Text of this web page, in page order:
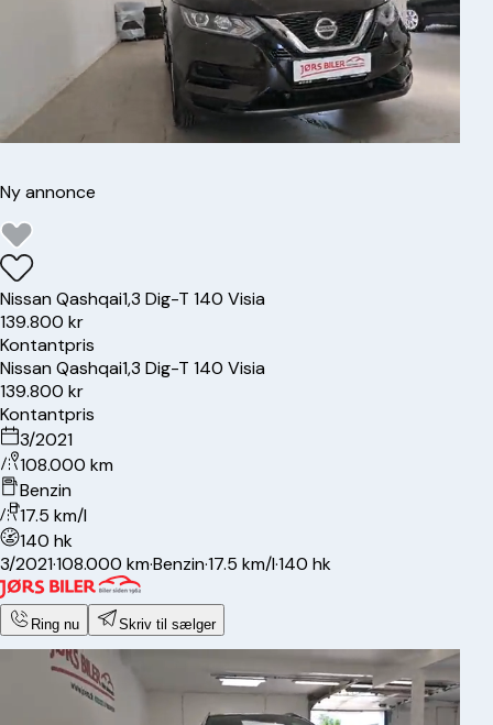
Ny annonce
NissanQashqai1,3 Dig-T 140 Visia
139.800 kr
Kontantpris
NissanQashqai1,3 Dig-T 140 Visia
139.800 kr
Kontantpris
3/2021
108.000 km
Benzin
17.5 km/l
140 hk
3/2021·108.000 km·Benzin·17.5 km/l·140 hk
Ring nu Skriv til sælger